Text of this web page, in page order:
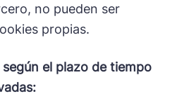
no pueden ser
propias.
el plazo de tiempo